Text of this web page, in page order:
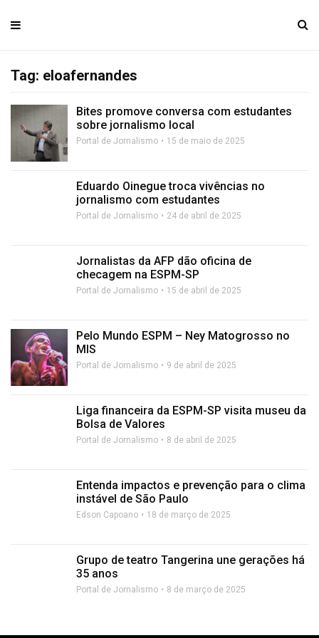
Tag: eloafernandes
Bites promove conversa com estudantes
sobre jornalismo local
Portal de Jornalismo 15 de maio de 2025
Eduardo Oinegue troca vivências no
jornalismo com estudantes
Portal de Jornalismo 24 de abril de 2025
Jornalistas da AFP dão oficina de
checagem na ESPM-SP
Portal de Jornalismo 15 de abril de 2025
Pelo Mundo ESPM – Ney Matogrosso no
MIS
Portal de Jornalismo 9 de abril de 2025
Liga financeira da ESPM-SP visita museu da
Bolsa de Valores
Portal de Jornalismo 8 de abril de 2025
Entenda impactos e prevenção para o clima
instável de São Paulo
Edson Capoano 18 de março de 2025
Grupo de teatro Tangerina une gerações há
35 anos
Portal de Jornalismo 8 de março de 2025